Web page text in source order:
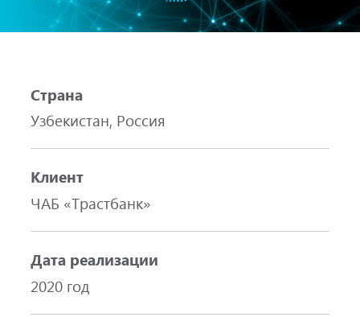
Страна
Узбекистан, Россия
Клиент
ЧАБ «Трастбанк»
Дата реализации
2020 год